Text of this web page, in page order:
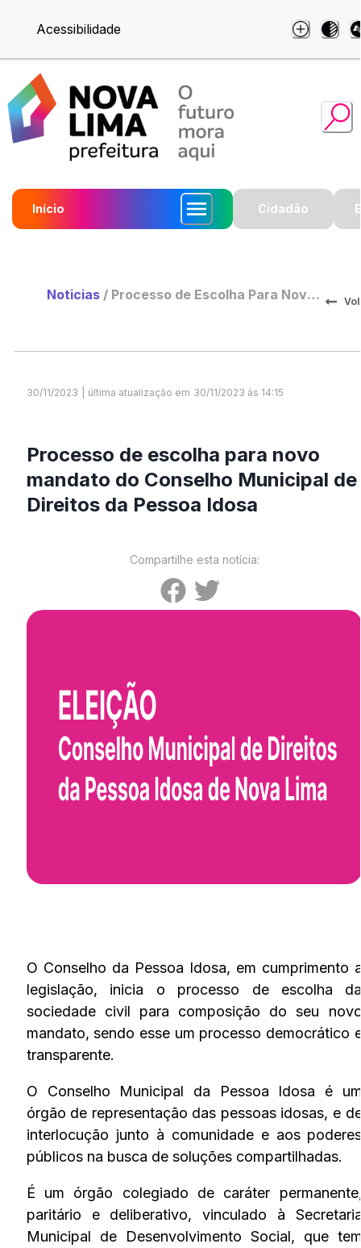
Acessibilidade
Início Cidadão
Noticias / Processo de Escolha Para Novo
30/11/2023 última atualização em 30/11/2023 às 14:15
Processo de escolha para novo
mandato do Conselho Municipal de
Direitos da Pessoa Idosa
Compartilhe esta notícia:
O Conselho da Pessoa Idosa, em cumprimento
legislação, inicia o processo de escolha
sociedade civil para composição do seu
mandato, sendo esse um processo democrático
transparente.
O Conselho Municipal da Pessoa Idosa é
órgão de representação das pessoas idosas, e
interlocução junto à comunidade e aos
públicos na busca de soluções compartilhadas.
É um órgão colegiado de caráter
paritário e deliberativo, vinculado à
Municipal de Desenvolvimento Social, que